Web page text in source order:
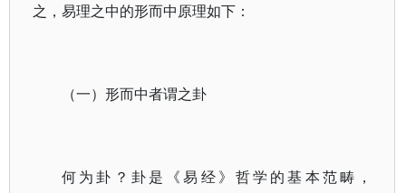
之，易理之中的形而中原理如下：
（一）形而中者谓之卦
何为卦？卦是《易经》哲学的基本范畴，